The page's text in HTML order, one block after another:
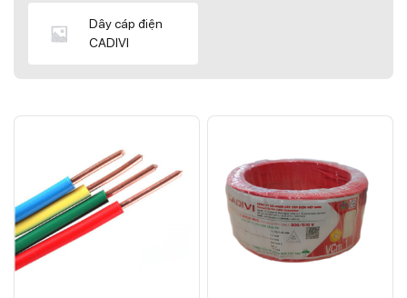
Dây cáp điện
CADIVI